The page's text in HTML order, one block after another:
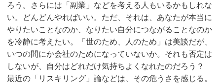
ろう。さらには「副業」などを考える人もいるかもしれな
い。どんどんやればいい。ただ、それは、あなたが本当に
やりたいことなのか、なりたい自分につながることなのか
を冷静に考えたい。「世のため、人のため」は美談だが、
いつの間にか会社のためになっていないか。それも否定は
しないが、自分はどれだけ気持ちよくなれたのだろう？
最近の「リスキリング」論などは、その危うさを感じる。